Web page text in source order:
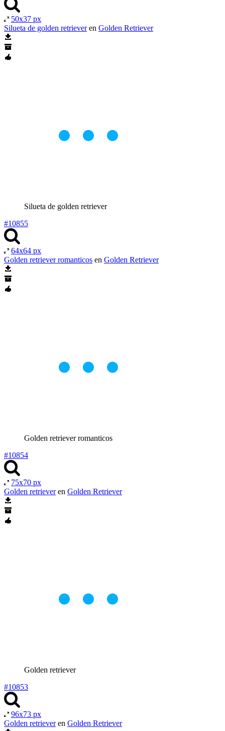
50x37 px
Silueta de golden retrieveren Golden Retriever
Silueta de golden retriever
#10855
64x64 px
Golden retriever romanticos en Golden Retriever
Golden retriever romanticos
#10854
75x70 px
Golden retrieveren Golden Retriever
Golden retriever
#10853
96x73 px
Golden retrieveren Golden Retriever